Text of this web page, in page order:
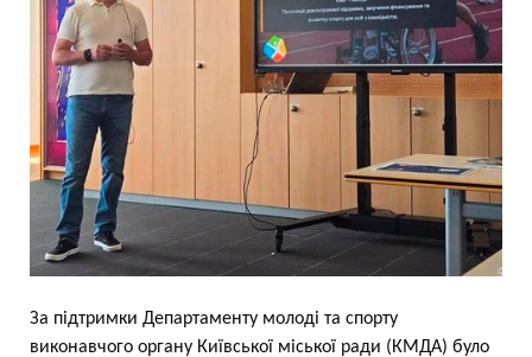
За підтримки Департаменту молоді та спорту
виконавчого органу Київської міської ради (КМДА) було